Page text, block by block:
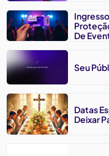
De
Seu
Datas
Deixar